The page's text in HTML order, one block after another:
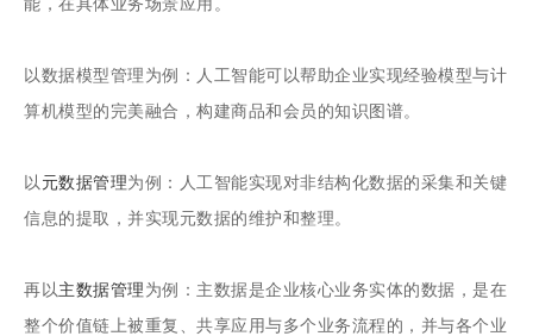
以数据模型管理为例：人工智能可以帮助企业实现经验模型与计
算机模型的完美融合，构建商品和会员的知识图谱。
以元数据管理为例：人工智能实现对非结构化数据的采集和关键
信息的提取，并实现元数据的维护和整理。
再以主数据管理为例：主数据是企业核心业务实体的数据，是在
整个价值链上被重复、共享应用与多个业务流程的，并与各个业